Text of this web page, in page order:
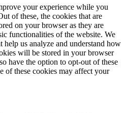
your experience while you
of these, the cookies that are
on your browser as they are
functionalities of the website. We
help us analyze and understand how
will be stored in your browser
have the option to opt-out of these
of these cookies may affect your